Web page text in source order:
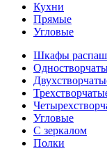
Кухни
Прямые
Угловые
Шкафы
Угловые
С зеркалом
Полки